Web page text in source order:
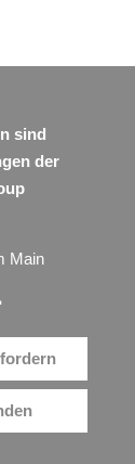
sind
der
Main